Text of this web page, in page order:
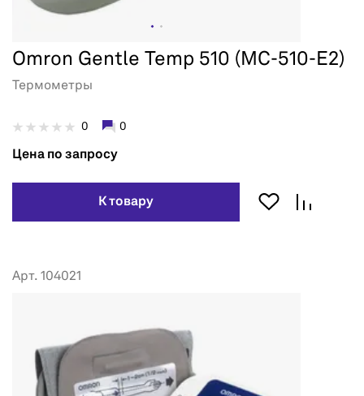
Omron Gentle Temp 510 (MC-510-E2)
Термометры
0 0
Цена по запросу
К товару
Арт. 104021